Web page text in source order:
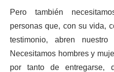
Pero también
personas que, con su vida,
testimonio, abren
Necesitamos hombres y
por tanto de entregarse,